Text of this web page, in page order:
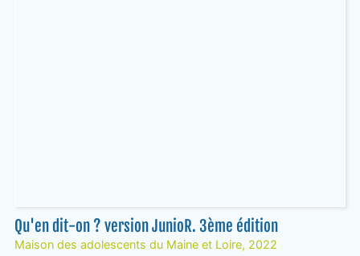
Qu'en dit-on ? version JunioR. 3ème édition
Maison des adolescents du Maine et Loire, 2022